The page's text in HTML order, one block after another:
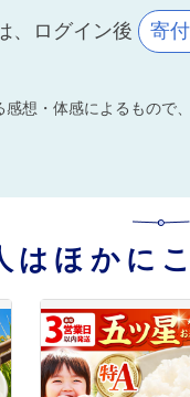
、ログイン後 寄
想・体感によるもので
はほかに